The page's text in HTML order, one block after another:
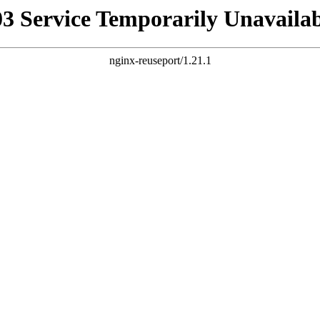
Service Temporarily
nginx-reuseport/1.21.1